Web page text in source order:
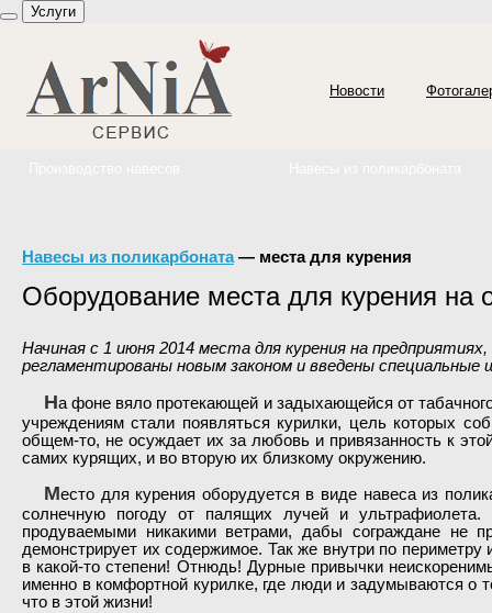
Услуги
Новости
Навесы из поликарбоната— места для курения
Оборудование места для курения на
Начиная с 1 июня 2014 места для курения на
регламентированы новым законом и введены
На фоне вяло протекающей и задыхающейся от
учреждениям стали появляться курилки, цель которых
общем-то, не осуждает их за любовь и привязанность к
самих курящих, и во вторую их близкому окружению.
Место для курения оборудуется в виде навеса из
солнечную погоду от палящих лучей и
продуваемыми никакими ветрами, дабы сограждане не
демонстрирует их содержимое. Так же внутри по
в какой-то степени! Отнюдь! Дурные привычки
именно в комфортной курилке, где люди и задумываются о
что в этой жизни!